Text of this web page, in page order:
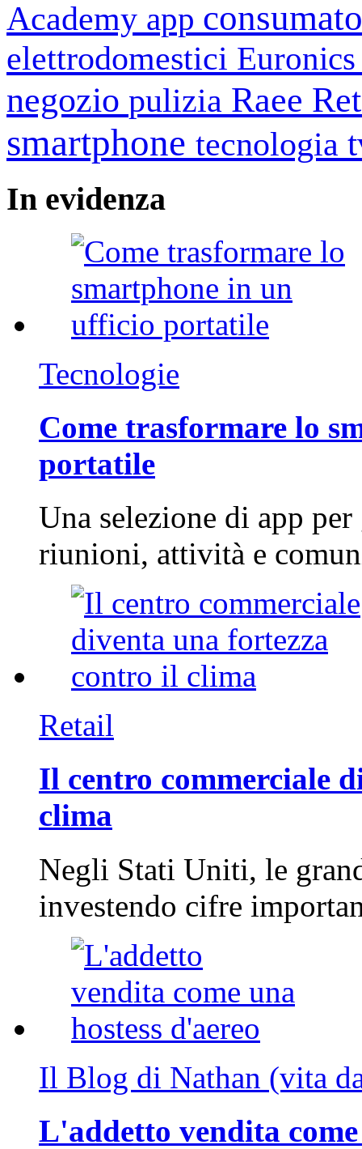
Academy app
elettrodomestici
negozio pulizia Raee
smartphone tecnologia
In evidenza
Tecnologie
Come trasformare lo
portatile
Una selezione di app
riunioni, attività e
Retail
Il centro commerciale
clima
Negli Stati Uniti, le
investendo cifre
Il Blog di Nathan (vita
L'addetto vendita